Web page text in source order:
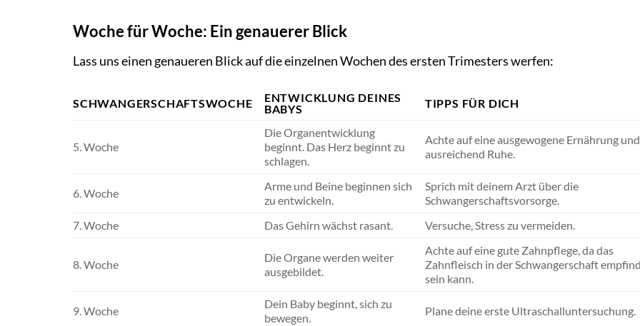
Woche für Woche: Ein genauerer Blick
Lass uns einen genaueren Blick auf die einzelnen Wochen des ersten Trimesters werfen:
SCHWANGERSCHAFTSWOCHE
ENTWICKLUNG DEINES
BABYS
TIPPS FÜR DICH
5. Woche
Die Organentwicklung
beginnt. Das Herz beginnt zu
schlagen.
Achte auf eine ausgewogene Ernährung und
ausreichend Ruhe.
6. Woche
Arme und Beine beginnen sich
zu entwickeln.
Sprich mit deinem Arzt über die
Schwangerschaftsvorsorge.
7. Woche
Das Gehirn wächst rasant. Versuche, Stress zu vermeiden.
8. Woche
Die Organe werden weiter
ausgebildet.
Achte auf eine gute Zahnpflege, da das
Zahnfleisch in der Schwangerschaft
sein kann.
9. Woche
Dein Baby beginnt, sich zu
bewegen.
Plane deine erste Ultraschalluntersuchung.